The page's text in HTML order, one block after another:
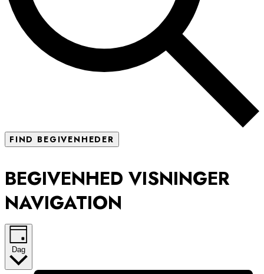
FIND BEGIVENHEDER
BEGIVENHED VISNINGER
NAVIGATION
Dag